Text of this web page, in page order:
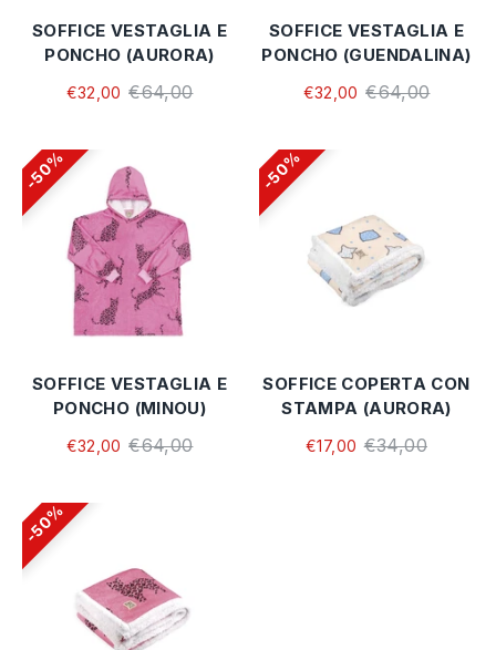
SOFFICE VESTAGLIA E
PONCHO (AURORA)
€32,00 €64,00
SOFFICE VESTAGLIA E
PONCHO (GUENDALINA)
€32,00 €64,00
50%
SOFFICE VESTAGLIA E
PONCHO (MINOU)
€32,00 €64,00
50%
SOFFICE COPERTA CON
STAMPA (AURORA)
€17,00 €34,00
50%